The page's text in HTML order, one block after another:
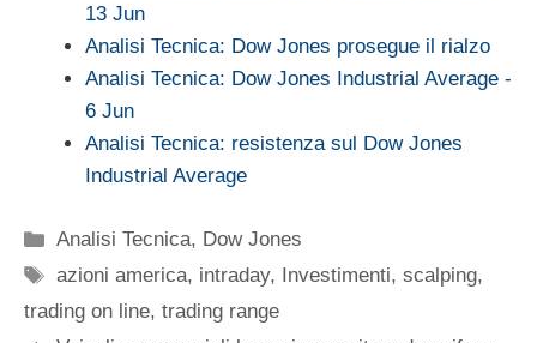
13 Jun
Analisi Tecnica: Dow Jones prosegue il rialzo
Analisi Tecnica: Dow Jones Industrial Average -
6 Jun
Analisi Tecnica: resistenza sul Dow Jones
Industrial Average
Categorie
Analisi Tecnica, Dow Jones
Tag
azioni america, intraday, Investimenti,scalping,
trading on line, trading range